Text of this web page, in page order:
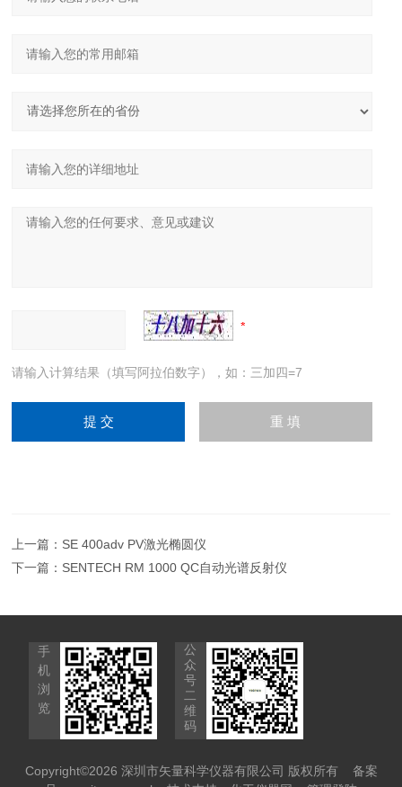
请输入计算结果（填写阿拉伯数字），如：三加四=7
上一篇： SE 400adv PV激光椭圆仪
下一篇： SENTECH RM 1000 QC自动光谱反射仪
手
机
浏
览
公
众
号
二
维
码
Copyright©2026 深圳市矢量科学仪器有限公司 版权所有 备案